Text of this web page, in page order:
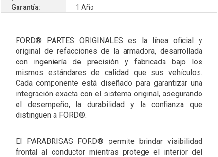
Garantía:
1 Año
FORD® PARTES ORIGINALES es la línea oficial y
original de refacciones de la armadora, desarrollada
con ingeniería de precisión y fabricada bajo los
mismos estándares de calidad que sus vehículos.
Cada componente está diseñado para garantizar una
integración exacta con el sistema original, asegurando
el desempeño, la durabilidad y la confianza que
distinguen a FORD®.
El PARABRISAS FORD® permite brindar visibilidad
frontal al conductor mientras protege el interior del